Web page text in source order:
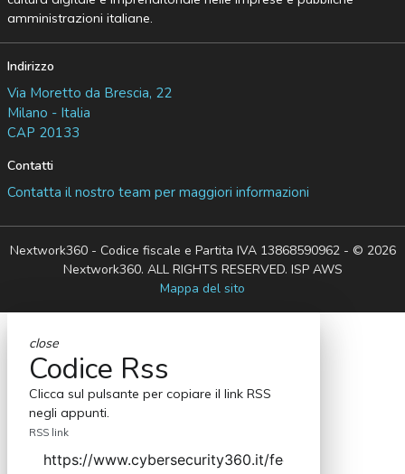
amministrazioni italiane.
Indirizzo
Via Moretto da Brescia, 22
Milano - Italia
CAP 20133
Contatti
Contatta il nostro team per maggiori informazioni
Nextwork360 - Codice fiscale e Partita IVA 13868590962 - © 2026
Nextwork360. ALL RIGHTS RESERVED. ISP AWS
Mappa del sito
close
Codice Rss
Clicca sul pulsante per copiare il link RSS
negli appunti.
RSS link